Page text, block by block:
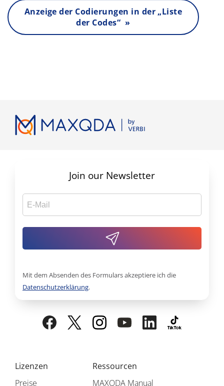
Anzeige der Codierungen in der „Liste
der Codes“ »
Lizenzen
Preise
Ressourcen
MAXQDA Manual
Join our Newsletter
Mit dem Absenden des Formulars akzeptiere ich die
Datenschutzerklärung.